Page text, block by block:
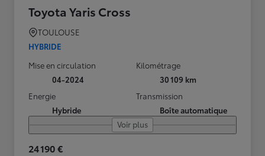
Toyota Yaris Cross
TOULOUSE
HYBRIDE
Mise en circulation
04-2024
Kilométrage
30 109 km
Energie
Hybride
Transmission
Boîte automatique
Voir plus
24 190 €